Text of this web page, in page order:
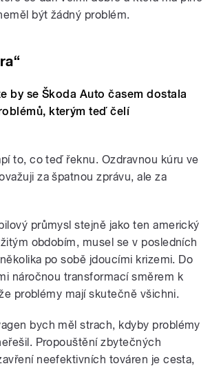
být žádný problém.
by se Škoda Auto časem dostala
kterým teď čelí
to, co teď řeknu. Ozdravnou kúru ve
za špatnou zprávu, ale za
průmysl stejně jako ten americký
obdobím, musel se v posledních
po sobě jdoucími krizemi. Do
náročnou transformací směrem k
problémy mají skutečně všichni.
bych měl strach, kdyby problémy
Propouštění zbytečných
neefektivních továren je cesta,